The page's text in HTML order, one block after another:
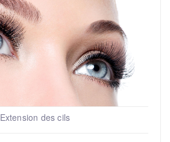
Extension des cils